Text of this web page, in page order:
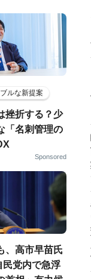
ルな新提案
挫折する？少
「名刺管理の
Sponsored
、高市早苗氏
民党内で急浮